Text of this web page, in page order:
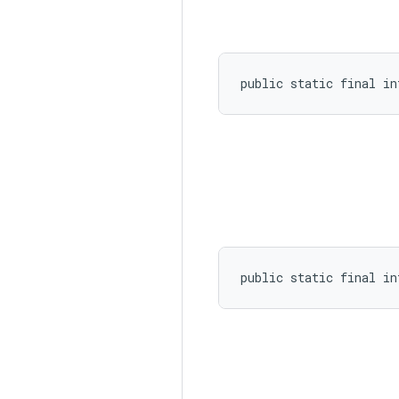
public static final int
public static final int